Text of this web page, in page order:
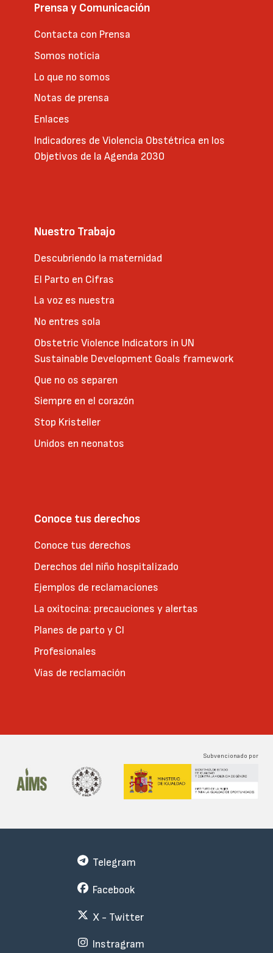
Prensa y Comunicación
Contacta con Prensa
Somos noticia
Lo que no somos
Notas de prensa
Enlaces
Indicadores de Violencia Obstétrica en los
Objetivos de la Agenda 2030
Nuestro Trabajo
Descubriendo la maternidad
El Parto en Cifras
La voz es nuestra
No entres sola
Obstetric Violence Indicators in UN
Sustainable Development Goals framework
Que no os separen
Siempre en el corazón
Stop Kristeller
Unidos en neonatos
Conoce tus derechos
Conoce tus derechos
Derechos del niño hospitalizado
Ejemplos de reclamaciones
La oxitocina: precauciones y alertas
Planes de parto y CI
Profesionales
Vías de reclamación
Subvencionado por
Telegram
Facebook
X - Twitter
Instragram